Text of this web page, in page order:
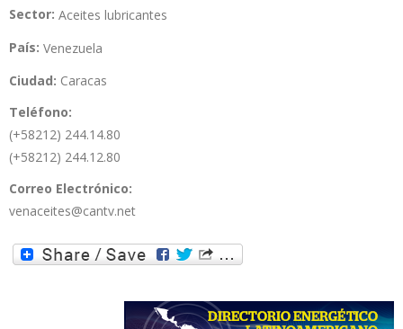
Sector: Aceites lubricantes
País: Venezuela
Ciudad: Caracas
Teléfono:
(+58212) 244.14.80
(+58212) 244.12.80
Correo Electrónico:
venaceites@cantv.net